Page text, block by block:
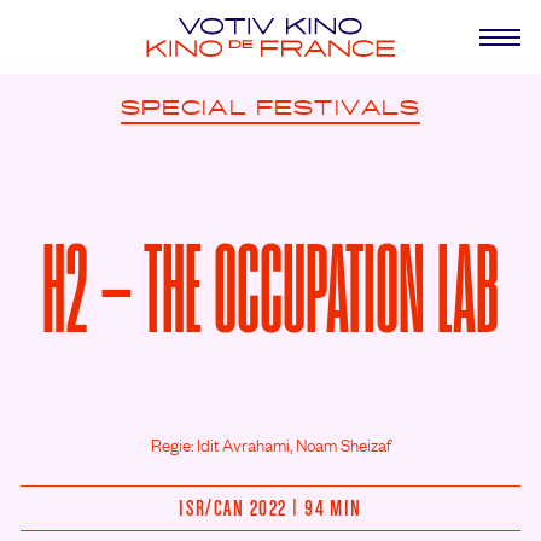
SPECIAL FESTIVALS
H2 – THE OCCUPATION LAB
Regie: Idit Avrahami, Noam Sheizaf
ISR/CAN 2022 | 94 MIN